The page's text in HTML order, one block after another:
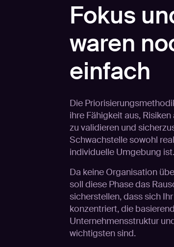
Fokus
waren
einfach
Die
ihre Fähigkeit aus,
zu validieren und
Schwachstelle sowohl
individuelle Umgebung ist.
Da keine Organisation
soll diese Phase das
sicherstellen, dass sich
konzentriert, die
Unternehmensstruktur
wichtigsten sind.